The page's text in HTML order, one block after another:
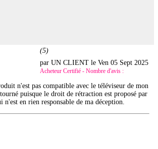
(5)
par UN CLIENT leVen 05 Sept 2025
Acheteur Certifié - Nombre d'avis :
n'est pas compatible avec le téléviseur de mon
puisque le droit de rétraction est proposé par
n'est en rien responsable de ma déception.